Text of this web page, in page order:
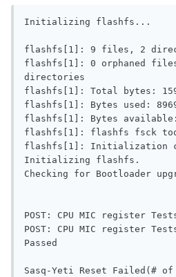
Initializing flashfs...
flashfs[1]: 9 files, 2
flashfs[1]: 0 orphaned
directories
flashfs[1]: Total bytes:
flashfs[1]: Bytes used:
flashfs[1]: Bytes available:
flashfs[1]: flashfs fsck
flashfs[1]: Initialization
Initializing flashfs.
Checking for Bootloader
POST: CPU MIC register
POST: CPU MIC register
Passed
Sasq-Yeti Reset Failed(# of